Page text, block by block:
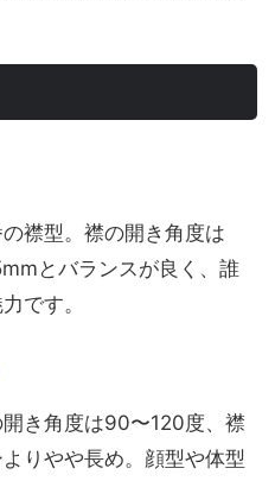
襟型。襟の開き角度は
とバランスが良く、誰
です。
き角度は90〜120度、襟
りやや長め。顔型や体型